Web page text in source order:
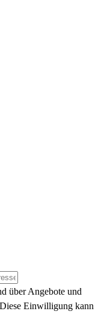
über Angebote und
Einwilligung kann